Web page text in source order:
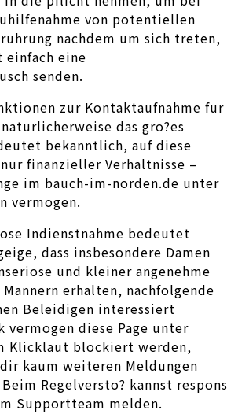
von potentiellen
nachdem um sich treten,
einfach eine
senden.
zur Kontaktaufnahme fur
das gro?es
bekanntlich, auf diese
finanzieller Verhaltnisse –
im bauch-im-norden.de unter
vermogen.
Indienstnahme bedeutet
dass insbesondere Damen
und kleiner angenehme
erhalten, nachfolgende
Beleidigen interessiert
vermogen diese Page unter
Klicklaut blockiert werden,
kaum weiteren Meldungen
Regelversto? kannst respons
Supportteam melden.